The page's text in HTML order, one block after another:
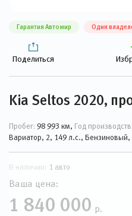
Гарантия Автомир Один
Поделиться
Kia Seltos 2020,
Пробег: 98 993 км, Год
Вариатор, 2, 149 л.с., Бензиновый,
В наличии: 1 авто
Ваша цена:
1 840 000 р.